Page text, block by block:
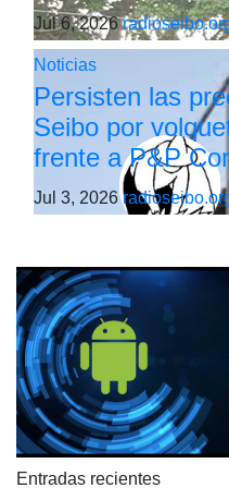
Jul 6, 2026
Noticias
Persisten las
Seibo por
frente a P&P
Jul 3, 2026
Entradas recientes